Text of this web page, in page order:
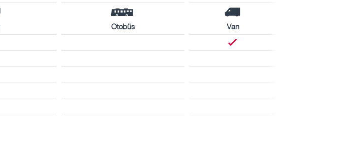
Otobüs
Van